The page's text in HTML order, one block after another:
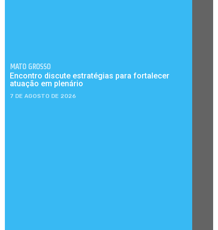
MATO GROSSO
Encontro discute estratégias para fortalecer
atuação em plenário
7 DE AGOSTO DE 2026